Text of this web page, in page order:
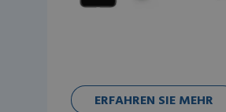
ERFAHREN SIE MEHR